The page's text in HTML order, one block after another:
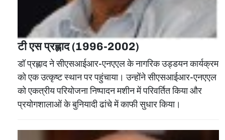
टी एस प्रह्लाद (1996-2002)
डॉ प्रह्लाद ने सीएसआईआर-एनएएल के नागरिक उड्डयन कार्यक्रम
को एक उत्‍कृष्‍ट स्‍थान पर पहुंचाया। उन्होंने सीएसआईआर-एनएएल
को एकत्रीय परियोजना निष्पादन मशीन में परिवर्तित किया और
प्रयोगशालाओं के बुनियादी ढांचे में काफी सुधार किया।